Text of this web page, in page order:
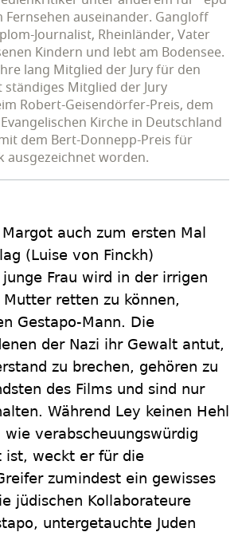
auseinander. Gangloff
Journalist, Rheinländer, Vater
Kindern und lebt am Bodensee.
lang Mitglied der Jury für den
ständiges Mitglied der Jury
Robert-Geisendörfer-Preis, dem
Kirche in Deutschland
dem Bert-Donnepp-Preis für
ausgezeichnet worden.
auch zum ersten Mal
(Luise von Finckh)
Frau wird in der irrigen
retten zu können,
Gestapo-Mann. Die
der Nazi ihr Gewalt antut,
zu brechen, gehören zu
des Films und sind nur
Während Ley keinen Hehl
verabscheuungswürdig
ist, weckt er für die
zumindest ein gewisses
jüdischen Kollaborateure
untergetauchte Juden